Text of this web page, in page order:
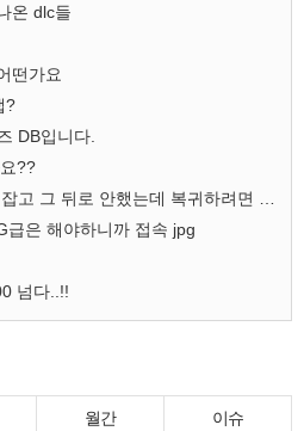
온 dlc들
떤가요
?
DB입니다.
??
급은 해야하니까 접속 jpg
넘다..!!
월간 이슈